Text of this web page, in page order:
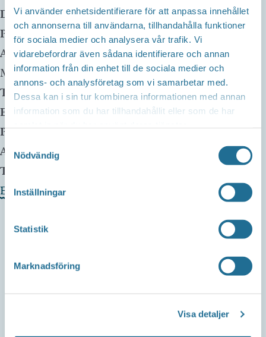
Vi använder enhetsidentifierare för att anpassa innehållet
och annonserna till användarna, tillhandahålla funktioner
för sociala medier och analysera vår trafik. Vi
vidarebefordrar även sådana identifierare och annan
information från din enhet till de sociala medier och
annons- och analysföretag som vi samarbetar med.
Dessa kan i sin tur kombinera informationen med annan
information som du har tillhandahållit eller som de har
Nödvändig
Inställningar
Statistik
Marknadsföring
Visa detaljer
Datum: 28 juni, 2025 kl 00:00
Plats: övrlid
Adress: Övralid 1
Motala, 59197
Telefon: 0727-230036
E-mail:info@ovralid.se
Pris:Gratis
Arrangör:Övralid
Telefonnummer arrangör:
Evenemangets webbplats »